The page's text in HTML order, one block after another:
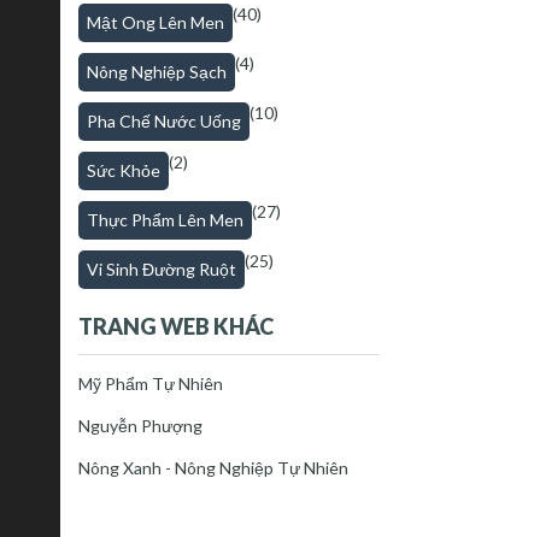
Mật Ong Lên Men (40)
Nông Nghiệp Sạch (4)
Pha Chế Nước Uống (10)
Sức Khỏe (2)
Thực Phẩm Lên Men (27)
Vi Sinh Đường Ruột (25)
TRANG WEB KHÁC
Mỹ Phẩm Tự Nhiên
Nguyễn Phượng
Nông Xanh - Nông Nghiệp Tự Nhiên